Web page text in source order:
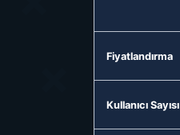
Fiyatlandırma
Kullanıcı Sayısı